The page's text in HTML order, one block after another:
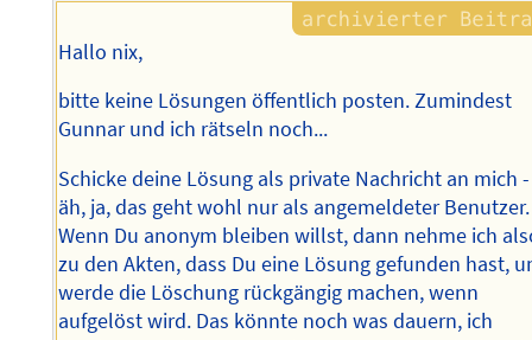
Hallo nix,
bitte keine Lösungen öffentlich posten. Zumindest
Gunnar und ich rätseln noch...
Schicke deine Lösung als private Nachricht an mich -
äh, ja, das geht wohl nur als angemeldeter Benutzer.
Wenn Du anonym bleiben willst, dann nehme ich
zu den Akten, dass Du eine Lösung gefunden hast,
werde die Löschung rückgängig machen, wenn
aufgelöst wird. Das könnte noch was dauern, ich